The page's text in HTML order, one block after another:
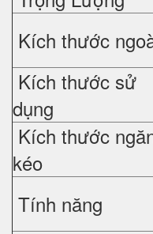
Kích thước
Kích thước sử
dụng
Kích thước
kéo
Tính năng